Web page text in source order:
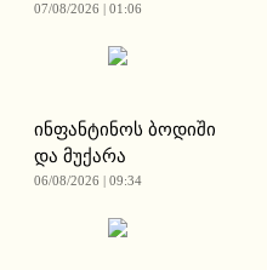
07/08/2026 | 01:06
ინფანტინოს ბოდიში
და მუქარა
06/08/2026 | 09:34